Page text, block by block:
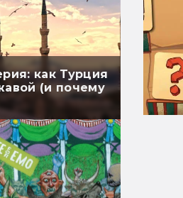
как Турция
(и почему